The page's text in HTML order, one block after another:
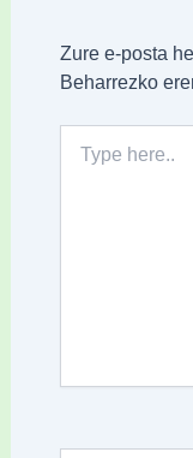
Zure e-posta
Beharrezko
here..